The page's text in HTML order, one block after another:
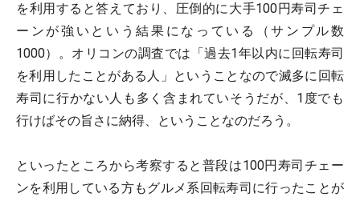
を利用すると答えており、圧倒的に大手100円寿司チェ
ーンが強いという結果になっている（サンプル数
1000）。オリコンの調査では「過去1年以内に回転寿司
を利用したことがある人」ということなので滅多に回転
寿司に行かない人も多く含まれていそうだが、1度でも
行けばその旨さに納得、ということなのだろう。
といったところから考察すると普段は100円寿司チェー
ンを利用している方もグルメ系回転寿司に行ったことが